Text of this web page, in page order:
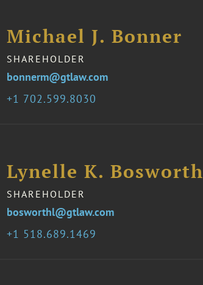
Michael J. Bonner
SHAREHOLDER
1 702.599.8030
bonnerm@gtlaw.com
Lynelle K. Bosworth
SHAREHOLDER
1 518.689.1469
bosworthl@gtlaw.com